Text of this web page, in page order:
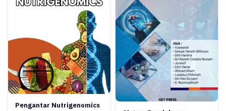
Pengantar Nutrigenomics